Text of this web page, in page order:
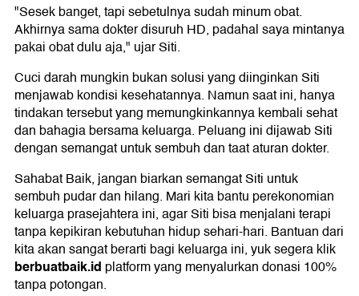
"Sesek banget, tapi sebetulnya sudah minum obat.
Akhirnya sama dokter disuruh HD, padahal saya mintanya
pakai obat dulu aja," ujar Siti.
Cuci darah mungkin bukan solusi yang diinginkan Siti
menjawab kondisi kesehatannya. Namun saat ini, hanya
tindakan tersebut yang memungkinkannya kembali sehat
dan bahagia bersama keluarga. Peluang ini dijawab Siti
dengan semangat untuk sembuh dan taat aturan dokter.
Sahabat Baik, jangan biarkan semangat Siti untuk
sembuh pudar dan hilang. Mari kita bantu perekonomian
keluarga prasejahtera ini, agar Siti bisa menjalani terapi
tanpa kepikiran kebutuhan hidup sehari-hari. Bantuan dari
kita akan sangat berarti bagi keluarga ini, yuk segera klik
berbuatbaik.id platform yang menyalurkan donasi 100%
tanpa potongan.